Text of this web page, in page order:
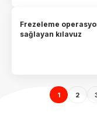
Frezeleme
sağlayan kılavuz
1 2